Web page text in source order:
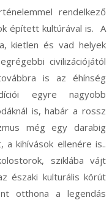
rendelkező
épített kultúrával is. A
kietlen és vad helyek
civilizációjától
is az éhínség
egyre nagyobb
is, habár a rossz
még egy darabig
kihívások ellenére is..
sziklába vájt
északi kulturális körút
otthona a legendás